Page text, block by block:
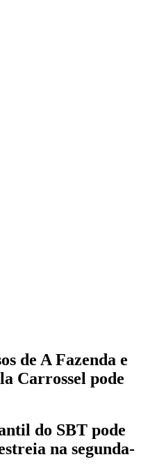
de A Fazenda e
Carrossel pode
do SBT pode
na segunda-